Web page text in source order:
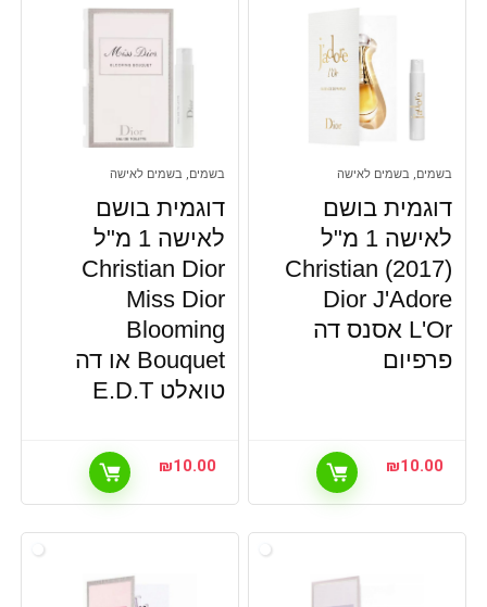
בשמים, בשמים לאישה
דוגמית בושם
לאישה 1 מ"ל
(2017) Christian
Dior J'Adore
L'Or אסנס דה
פרפיום
₪10.00
בשמים, בשמים לאישה
דוגמית בושם
לאישה 1 מ"ל
Christian Dior
Miss Dior
Blooming
Bouquet או דה
טואלט E.D.T
₪10.00